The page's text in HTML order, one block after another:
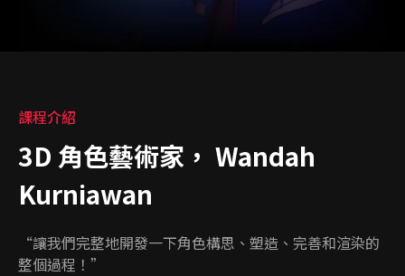
課程介紹
3D 角色藝術家， Wandah
Kurniawan
“讓我們完整地開發一下角色構思、塑造、完善和渲染的
整個過程！”